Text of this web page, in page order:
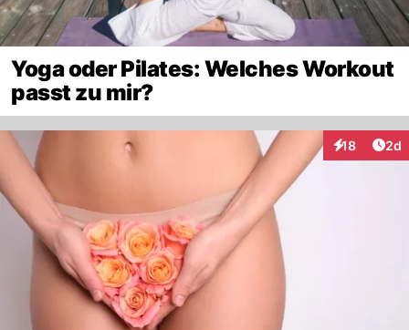
Yoga oder Pilates: Welches Workout
passt zu mir?
18
Interaktionen
2d